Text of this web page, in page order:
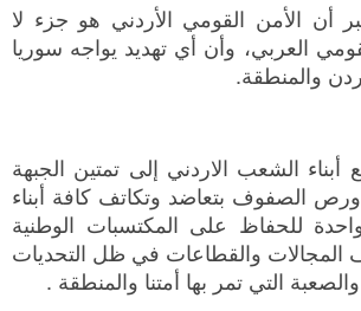
أن الأمن القومي الأردني هو جزء لا
العربي، وأن أي تهديد يواجه سوريا
والمنطقة.
الشعب الاردني إلى تمتين الجبهة
ورص الصفوف بتعاضد وتكاتف كافة أبناء
للحفاظ على المكتسبات الوطنية
المجالات والقطاعات في ظل التحديات
التي تمر بها أمتنا والمنطقة .